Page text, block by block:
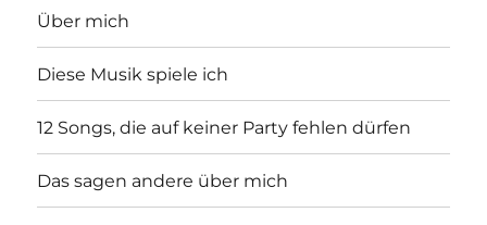
Über mich
Diese Musik spiele ich
12 Songs, die auf keiner Party fehlen dürfen
Das sagen andere über mich